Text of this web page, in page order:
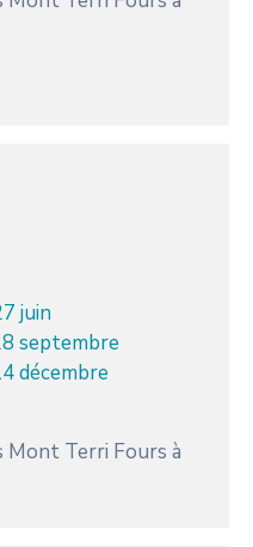
juin
septembre
décembre
Mont Terri Fours à